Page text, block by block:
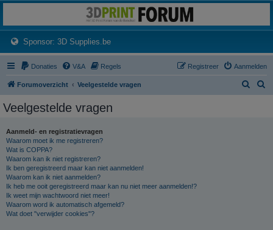
Het 3D print forum van de Benelux na de sluiting van 3dprintforum.nl
Sponsor: 3D Supplies.be(Opens a new tab)
Donaties V&A Regels Aanmelden
Registreer
Forumoverzicht Veelgestelde vragen
Veelgestelde vragen
Aanmeld- en registratievragen
Waarom moet ik me registreren?
Wat is COPPA?
Waarom kan ik niet registreren?
Ik ben geregistreerd maar kan niet aanmelden!
Waarom kan ik niet aanmelden?
Ik heb me ooit geregistreerd maar kan nu niet meer aanmelden!?
Ik weet mijn wachtwoord niet meer!
Waarom word ik automatisch afgemeld?
Wat doet "verwijder cookies"?